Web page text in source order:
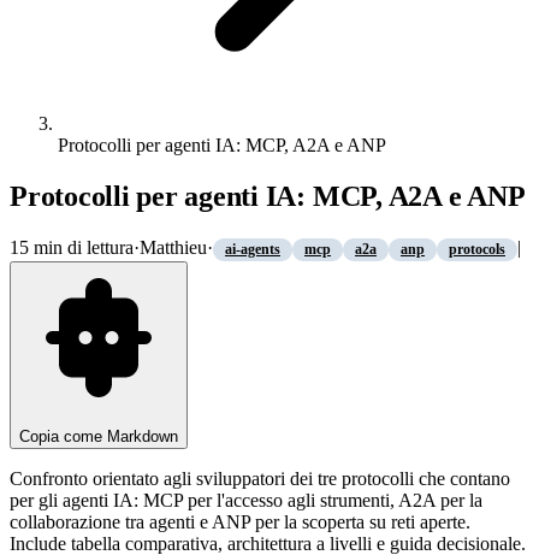
Protocolli per agenti IA: MCP, A2A e ANP
Protocolli per agenti IA: MCP, A2A e ANP
15 min di lettura·Matthieu· ai-agents mcp a2a anp protocols |
Copia come Markdown
Confronto orientato agli sviluppatori dei tre protocolli che contano
per gli agenti IA: MCP per l'accesso agli strumenti, A2A per la
collaborazione tra agenti e ANP per la scoperta su reti aperte.
Include tabella comparativa, architettura a livelli e guida decisionale.